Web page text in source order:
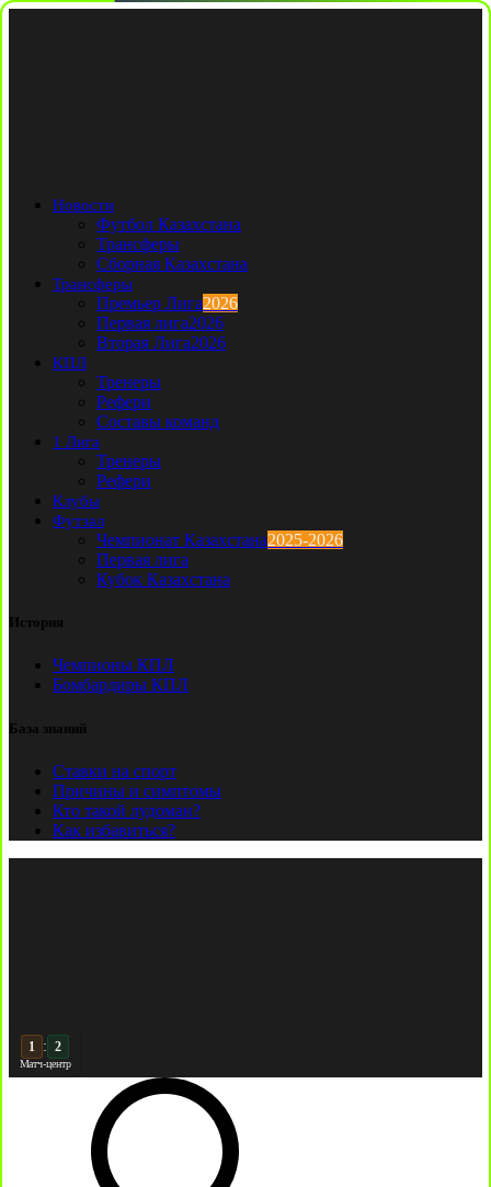
Новости
Футбол Казахстана
Трансферы
Сборная Казахстана
Трансферы
Премьер Лига2026
Первая лига2026
Вторая Лига2026
КПЛ
Тренеры
Рефери
Составы команд
1 Лига
Тренеры
Рефери
Клубы
Футзал
Чемпионат Казахстана2025-2026
Первая лига
Кубок Казахстана
История
Чемпионы КПЛ
Бомбардиры КПЛ
База знаний
Ставки на спорт
Причины и симптомы
Кто такой лудоман?
Как избавиться?
2 : 2
Матч-центр